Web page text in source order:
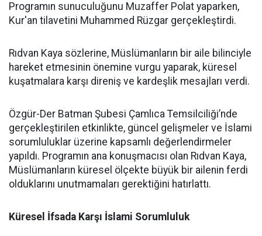
Programın sunuculuğunu Muzaffer Polat yaparken,
Kur'an tilavetini Muhammed Rüzgar gerçekleştirdi.
Rıdvan Kaya sözlerine, Müslümanların bir aile bilinciyle
hareket etmesinin önemine vurgu yaparak, küresel
kuşatmalara karşı direniş ve kardeşlik mesajları verdi.
Özgür-Der Batman Şubesi Çamlıca Temsilciliği’nde
gerçekleştirilen etkinlikte, güncel gelişmeler ve İslami
sorumluluklar üzerine kapsamlı değerlendirmeler
yapıldı. Programın ana konuşmacısı olan Rıdvan Kaya,
Müslümanların küresel ölçekte büyük bir ailenin ferdi
olduklarını unutmamaları gerektiğini hatırlattı.
Küresel İfsada Karşı İslami Sorumluluk